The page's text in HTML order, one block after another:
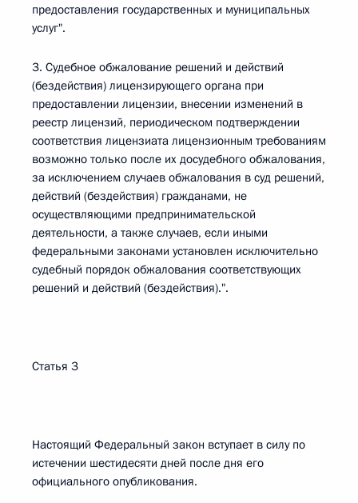
предоставления государственных и муниципальных
услуг".
3. Судебное обжалование решений и действий
(бездействия) лицензирующего органа при
предоставлении лицензии, внесении изменений в
реестр лицензий, периодическом подтверждении
соответствия лицензиата лицензионным требованиям
возможно только после их досудебного обжалования,
за исключением случаев обжалования в суд решений,
действий (бездействия) гражданами, не
осуществляющими предпринимательской
деятельности, а также случаев, если иными
федеральными законами установлен исключительно
судебный порядок обжалования соответствующих
решений и действий (бездействия).".
Статья 3
Настоящий Федеральный закон вступает в силу по
истечении шестидесяти дней после дня его
официального опубликования.